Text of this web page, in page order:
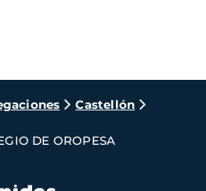
Castellón
DE OROPESA